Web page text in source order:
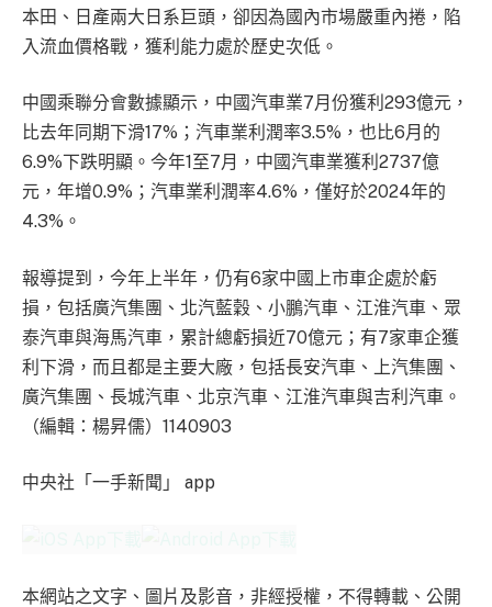
本田、日產兩大日系巨頭，卻因為國內市場嚴重內捲，陷
入流血價格戰，獲利能力處於歷史次低。
中國乘聯分會數據顯示，中國汽車業7月份獲利293億元，
比去年同期下滑17%；汽車業利潤率3.5%，也比6月的
6.9%下跌明顯。今年1至7月，中國汽車業獲利2737億
元，年增0.9%；汽車業利潤率4.6%，僅好於2024年的
4.3%。
報導提到，今年上半年，仍有6家中國上市車企處於虧
損，包括廣汽集團、北汽藍穀、小鵬汽車、江淮汽車、眾
泰汽車與海馬汽車，累計總虧損近70億元；有7家車企獲
利下滑，而且都是主要大廠，包括長安汽車、上汽集團、
廣汽集團、長城汽車、北京汽車、江淮汽車與吉利汽車。
（編輯：楊昇儒）1140903
中央社「一手新聞」 app
本網站之文字、圖片及影音，非經授權，不得轉載、公開